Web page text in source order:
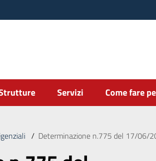
Servizi Come fare
/ Determinazione n.775 del 17/06/